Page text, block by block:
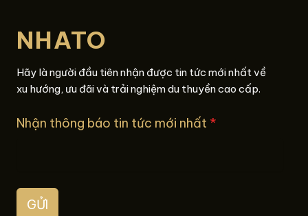
NHATO
Hãy là người đầu tiên nhận được tin tức mới nhất về
xu hướng, ưu đãi và trải nghiệm du thuyền cao cấp.
Nhận thông báo tin tức mới nhất *
GỬI